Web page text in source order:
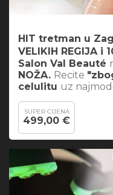
HIT tretman u
VELIKIH REGIJA
Salon Val Beauté
NOŽA. Recite
celulitu uz
SUPER CIJENA
499,00 €